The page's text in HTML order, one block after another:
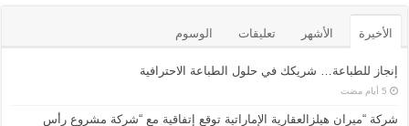
الأخيرة الأشهر تعليقات الوسوم
إنجاز للطباعة… شريكك في حلول الطباعة الاحترافية
شركة “ميران هيلزالعقارية الإماراتية توقع إتفاقية مع “شركة مشروع رأس